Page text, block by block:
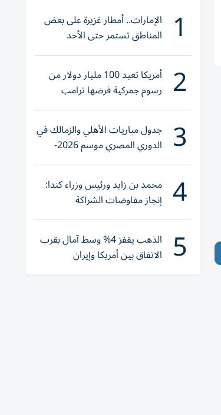
1 الإمارات.. أمطار غزيرة على بعض
المناطق تستمر حتى الأحد
2 أمريكا تعيد 100 مليار دولار من
رسوم جمركية فرضها ترامب
3 جدول مباريات الأهلي والزمالك في
الدوري المصري موسم 2026-
2027
4 محمد بن زايد ورئيس وزراء كندا:
إنجاز مفاوضات الشراكة
الاقتصادية في وقت قياسي
5 الذهب يقفز 4% وسط آمال بقرب
الاتفاق بين أمريكا وإيران